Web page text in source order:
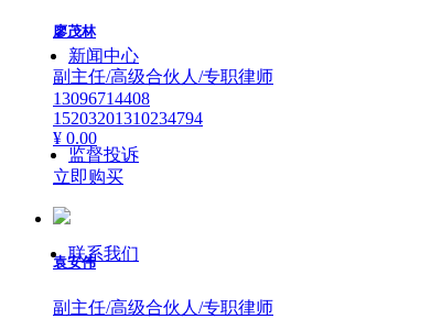
新闻中心
监督投诉
联系我们
廖茂林
副主任/高级合伙人/专职律师
13096714408
15203201310234794
¥ 0.00
立即购买
袁安伟
副主任/高级合伙人/专职律师